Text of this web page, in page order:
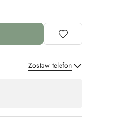
Zostaw telefon